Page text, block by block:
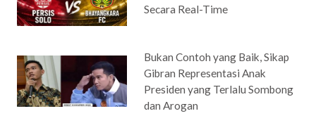
Secara Real-Time
Bukan Contoh yang Baik, Sikap
Gibran Representasi Anak
Presiden yang Terlalu Sombong
dan Arogan